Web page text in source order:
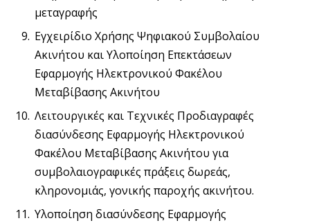
μεταγραφής
Εγχειρίδιο Χρήσης Ψηφιακού Συμβολαίου
Ακινήτου και Υλοποίηση Επεκτάσεων
Εφαρμογής Ηλεκτρονικού Φακέλου
Μεταβίβασης Ακινήτου
Λειτουργικές και Τεχνικές Προδιαγραφές
διασύνδεσης Εφαρμογής Ηλεκτρονικού
Φακέλου Μεταβίβασης Ακινήτου για
συμβολαιογραφικές πράξεις δωρεάς,
κληρονομιάς, γονικής παροχής ακινήτου.
Υλοποίηση διασύνδεσης Εφαρμογής